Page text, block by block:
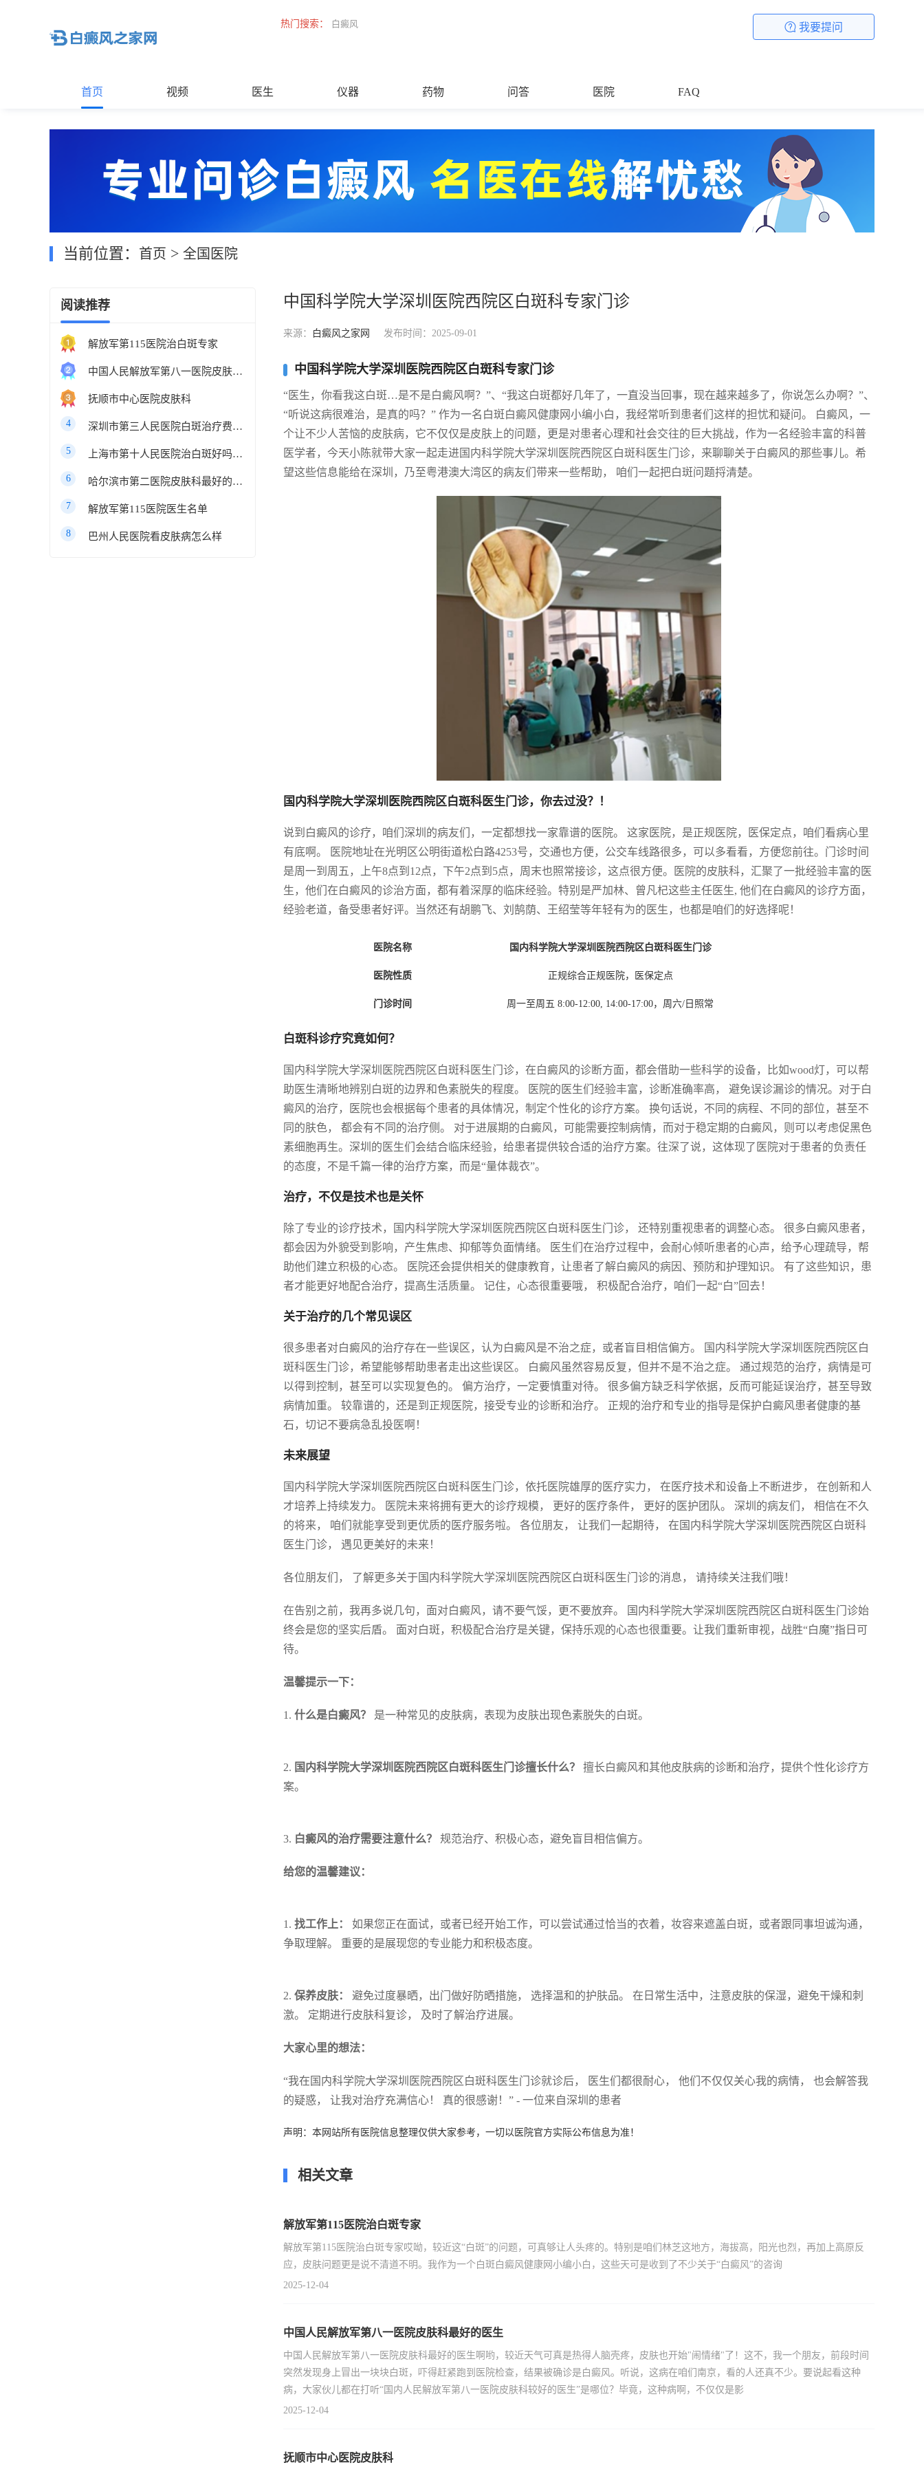
热门搜索： 白癜风 我要提问
首页 视频 医生 仪器 药物 问答 医院 FAQ
当前位置： 首页 > 全国医院
阅读推荐
解放军第115医院治白斑专家
中国人民解放军第八一医院皮肤科最好的医生
抚顺市中心医院皮肤科
4 深圳市第三人民医院白斑治疗费用多少
5 上海市第十人民医院治白斑好吗知乎
6 哈尔滨市第二医院皮肤科最好的医生
7 解放军第115医院医生名单
8 巴州人民医院看皮肤病怎么样
中国科学院大学深圳医院西院区白斑科专家门诊
来源： 白癜风之家网 发布时间：2025-09-01
中国科学院大学深圳医院西院区白斑科专家门诊
“医生，你看我这白斑…是不是白癜风啊？”、“我这白斑都好几年了，一直没当回事，现在越来越多了，你说怎么办啊？”、
“听说这病很难治，是真的吗？” 作为一名白斑白癜风健康网小编小白，我经常听到患者们这样的担忧和疑问。 白癜风，一
个让不少人苦恼的皮肤病，它不仅仅是皮肤上的问题，更是对患者心理和社会交往的巨大挑战，作为一名经验丰富的科普
医学者，今天小陈就带大家一起走进国内科学院大学深圳医院西院区白斑科医生门诊，来聊聊关于白癜风的那些事儿。希
望这些信息能给在深圳，乃至粤港澳大湾区的病友们带来一些帮助， 咱们一起把白斑问题捋清楚。
国内科学院大学深圳医院西院区白斑科医生门诊，你去过没？！
说到白癜风的诊疗，咱们深圳的病友们，一定都想找一家靠谱的医院。 这家医院，是正规医院，医保定点，咱们看病心里
有底啊。 医院地址在光明区公明街道松白路4253号，交通也方便，公交车线路很多，可以多看看，方便您前往。门诊时间
是周一到周五，上午8点到12点，下午2点到5点，周末也照常接诊，这点很方便。医院的皮肤科，汇聚了一批经验丰富的医
生，他们在白癜风的诊治方面，都有着深厚的临床经验。特别是严加林、曾凡杞这些主任医生, 他们在白癜风的诊疗方面，
经验老道，备受患者好评。当然还有胡鹏飞、刘鹄荫、王绍莹等年轻有为的医生，也都是咱们的好选择呢！
医院名称 国内科学院大学深圳医院西院区白斑科医生门诊
医院性质 正规综合正规医院，医保定点
门诊时间 周一至周五 8:00-12:00, 14:00-17:00，周六/日照常
白斑科诊疗究竟如何？
国内科学院大学深圳医院西院区白斑科医生门诊，在白癜风的诊断方面，都会借助一些科学的设备，比如wood灯，可以帮
助医生清晰地辨别白斑的边界和色素脱失的程度。 医院的医生们经验丰富，诊断准确率高， 避免误诊漏诊的情况。对于白
癜风的治疗，医院也会根据每个患者的具体情况，制定个性化的诊疗方案。 换句话说，不同的病程、不同的部位，甚至不
同的肤色， 都会有不同的治疗侧。 对于进展期的白癜风，可能需要控制病情，而对于稳定期的白癜风，则可以考虑促黑色
素细胞再生。深圳的医生们会结合临床经验，给患者提供较合适的治疗方案。往深了说，这体现了医院对于患者的负责任
的态度，不是千篇一律的治疗方案，而是“量体裁衣”。
治疗，不仅是技术也是关怀
除了专业的诊疗技术，国内科学院大学深圳医院西院区白斑科医生门诊， 还特别重视患者的调整心态。 很多白癜风患者，
都会因为外貌受到影响，产生焦虑、抑郁等负面情绪。 医生们在治疗过程中，会耐心倾听患者的心声，给予心理疏导，帮
助他们建立积极的心态。 医院还会提供相关的健康教育，让患者了解白癜风的病因、预防和护理知识。 有了这些知识，患
者才能更好地配合治疗，提高生活质量。 记住，心态很重要哦， 积极配合治疗，咱们一起“白”回去！
关于治疗的几个常见误区
很多患者对白癜风的治疗存在一些误区，认为白癜风是不治之症，或者盲目相信偏方。 国内科学院大学深圳医院西院区白
斑科医生门诊，希望能够帮助患者走出这些误区。 白癜风虽然容易反复，但并不是不治之症。 通过规范的治疗，病情是可
以得到控制，甚至可以实现复色的。 偏方治疗，一定要慎重对待。 很多偏方缺乏科学依据，反而可能延误治疗，甚至导致
病情加重。 较靠谱的，还是到正规医院，接受专业的诊断和治疗。 正规的治疗和专业的指导是保护白癜风患者健康的基
石，切记不要病急乱投医啊！
未来展望
国内科学院大学深圳医院西院区白斑科医生门诊，依托医院雄厚的医疗实力， 在医疗技术和设备上不断进步， 在创新和人
才培养上持续发力。 医院未来将拥有更大的诊疗规模， 更好的医疗条件， 更好的医护团队。 深圳的病友们， 相信在不久
的将来， 咱们就能享受到更优质的医疗服务啦。 各位朋友， 让我们一起期待， 在国内科学院大学深圳医院西院区白斑科
医生门诊， 遇见更美好的未来！
各位朋友们， 了解更多关于国内科学院大学深圳医院西院区白斑科医生门诊的消息， 请持续关注我们哦！
在告别之前，我再多说几句，面对白癜风，请不要气馁，更不要放弃。 国内科学院大学深圳医院西院区白斑科医生门诊始
终会是您的坚实后盾。 面对白斑，积极配合治疗是关键，保持乐观的心态也很重要。让我们重新审视，战胜“白魔”指日可
待。
温馨提示一下：
1. 什么是白癜风？ 是一种常见的皮肤病，表现为皮肤出现色素脱失的白斑。
2. 国内科学院大学深圳医院西院区白斑科医生门诊擅长什么？
擅长白癜风和其他皮肤病的诊断和治疗，提供个性化诊疗方
案。
3. 白癜风的治疗需要注意什么？ 规范治疗、积极心态，避免盲目相信偏方。
给您的温馨建议：
1. 找工作上：
如果您正在面试，或者已经开始工作，可以尝试通过恰当的衣着，妆容来遮盖白斑，或者跟同事坦诚沟通，
争取理解。 重要的是展现您的专业能力和积极态度。
2. 保养皮肤：
避免过度暴晒，出门做好防晒措施， 选择温和的护肤品。 在日常生活中，注意皮肤的保湿，避免干燥和刺
激。 定期进行皮肤科复诊， 及时了解治疗进展。
大家心里的想法：
“我在国内科学院大学深圳医院西院区白斑科医生门诊就诊后， 医生们都很耐心， 他们不仅仅关心我的病情， 也会解答我
的疑惑， 让我对治疗充满信心！ 真的很感谢！” - 一位来自深圳的患者
声明：本网站所有医院信息整理仅供大家参考，一切以医院官方实际公布信息为准！
相关文章
解放军第115医院治白斑专家
解放军第115医院治白斑专家哎呦，较近这“白斑”的问题，可真够让人头疼的。特别是咱们林芝这地方，海拔高，阳光也烈，再加上高原反
应，皮肤问题更是说不清道不明。我作为一个白斑白癜风健康网小编小白，这些天可是收到了不少关于“白癜风”的咨询
2025-12-04
中国人民解放军第八一医院皮肤科最好的医生
中国人民解放军第八一医院皮肤科最好的医生啊哟，较近天气可真是热得人脑壳疼，皮肤也开始"闹情绪"了！这不，我一个朋友，前段时间
突然发现身上冒出一块块白斑，吓得赶紧跑到医院检查，结果被确诊是白癜风。听说，这病在咱们南京，看的人还真不少。要说起看这种
病，大家伙儿都在打听“国内人民解放军第八一医院皮肤科较好的医生”是哪位？毕竟，这种病啊，不仅仅是影
2025-12-04
抚顺市中心医院皮肤科